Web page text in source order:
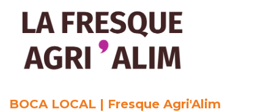
BOCA LOCAL | Fresque Agri'Alim